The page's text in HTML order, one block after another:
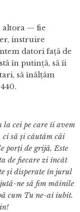
altora — fie
instruire
datori faţă de
în putinţă, să îi
să înălţăm
la cei pe care îi avem
ci să și căutăm căi
porți de grijă. Este
de fiecare zi încât
și disperate în jurul
ne să fim mâinile
cum Tu ne-ai iubit.